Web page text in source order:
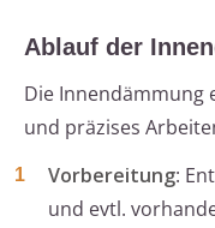
Ablauf der
Die
und präzises
Vorbereitung:
und evtl.